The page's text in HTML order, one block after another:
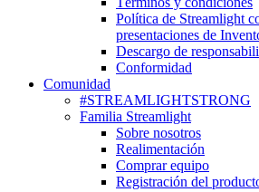
Política de Streamlight
presentaciones de
Descargo de
Conformidad
Comunidad
#STREAMLIGHTSTRONG
Familia Streamlight
Sobre nosotros
Realimentación
Comprar equipo
Registración del